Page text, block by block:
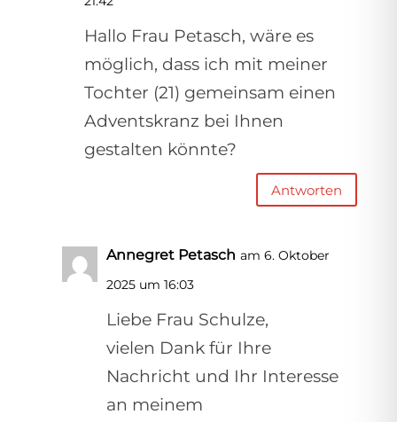
Hallo Frau Petasch, wäre es
möglich, dass ich mit meiner
Tochter (21) gemeinsam einen
Adventskranz bei Ihnen
gestalten könnte?
Antworten
Annegret Petasch am 6. Oktober
2025 um 16:03
Liebe Frau Schulze,
vielen Dank für Ihre
Nachricht und Ihr Interesse
an meinem